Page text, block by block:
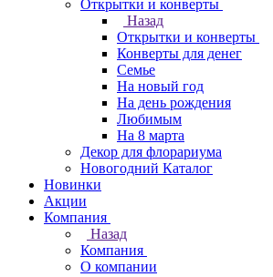
Открытки и конверты
Назад
Открытки и конверты
Конверты для денег
Семье
На новый год
На день рождения
Любимым
На 8 марта
Декор для флорариума
Новогодний Каталог
Новинки
Акции
Компания
Назад
Компания
О компании